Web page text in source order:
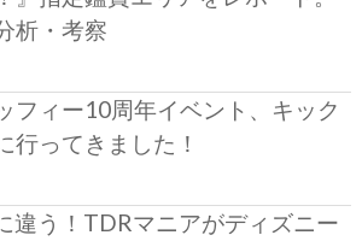
析・考察
フィー10周年イベント、キック
行ってきました！
違う！TDRマニアがディズニー